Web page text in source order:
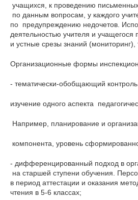
учащихся, к проведению
по данным вопросам, у каждого
по  предупреждению недочетов.
деятельностью учителя и
и устные срезы знаний
Организационные формы
- тематически-обобщающий
изучение одного аспекта
Например, планирование и
компонента, уровень
- дифференцированный подход в
на старшей ступени обучения.
в период аттестации и оказания
чтения в 5-6 классах;